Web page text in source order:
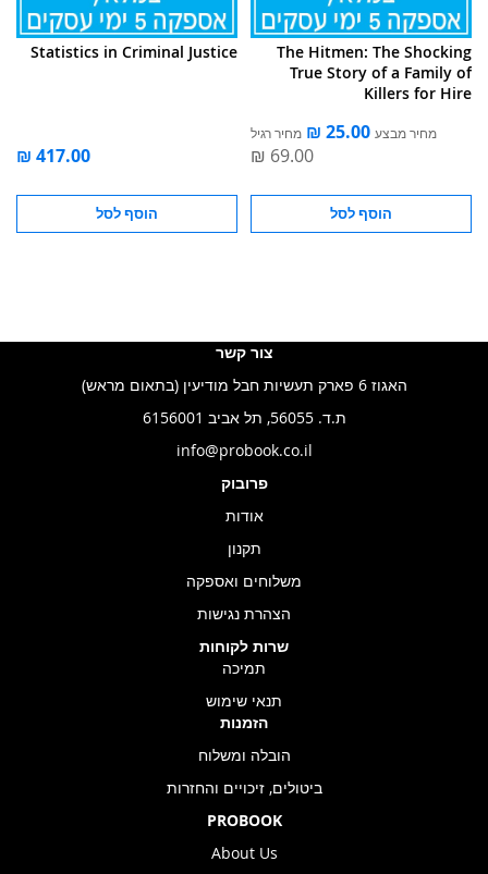
The Hitmen: The Shocking
True Story of a Family of
Killers for Hire
מחיר מבצע מחיר רגיל
הוסף לסל
Statistics in Criminal Justice
הוסף לסל
צור קשר
האגוז 6 פארק תעשיות חבל מודיעין (בתאום מראש)
ת.ד. 56055, תל אביב 6156001
info@probook.co.il
פרובוק
אודות
תקנון
משלוחים ואספקה
הצהרת נגישות
שרות לקוחות
תמיכה
תנאי שימוש
הזמנות
הובלה ומשלוח
ביטולים, זיכויים והחזרות
PROBOOK
About Us